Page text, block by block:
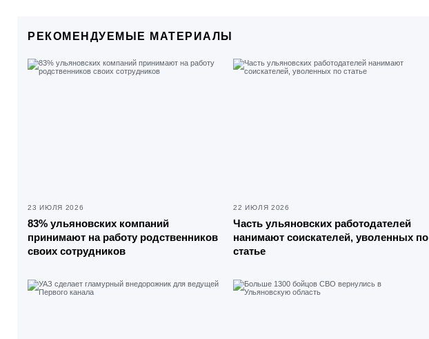
РЕКОМЕНДУЕМЫЕ МАТЕРИАЛЫ
23 ИЮЛЯ 2026
83% ульяновских компаний
принимают на работу родственников
своих сотрудников
22 ИЮЛЯ 2026
Часть ульяновских работодателей
нанимают соискателей, уволенных по
статье